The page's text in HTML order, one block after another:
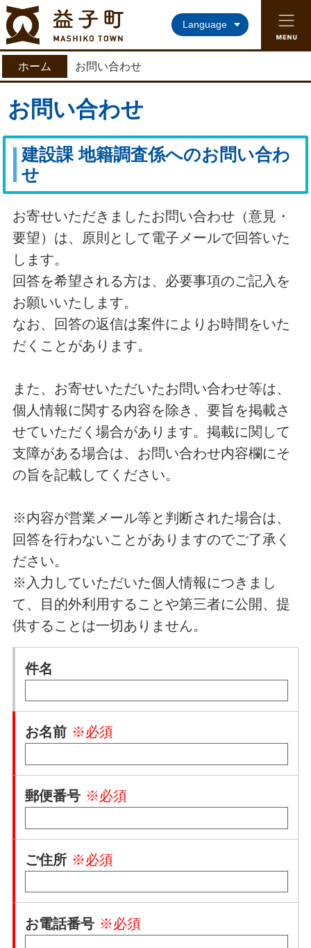
益子町ホームページ
Language
ホーム お問い合わせ
お問い合わせ
建設課 地籍調査係へのお問い合わ
せ
お寄せいただきましたお問い合わせ（意見・
要望）は、原則として電子メールで回答いた
します。
回答を希望される方は、必要事項のご記入を
お願いいたします。
なお、回答の返信は案件によりお時間をいた
だくことがあります。
また、お寄せいただいたお問い合わせ等は、
個人情報に関する内容を除き、要旨を掲載さ
せていただく場合があります。掲載に関して
支障がある場合は、お問い合わせ内容欄にそ
の旨を記載してください。
※内容が営業メール等と判断された場合は、
回答を行わないことがありますのでご了承く
ださい。
※入力していただいた個人情報につきまし
て、目的外利用することや第三者に公開、提
供することは一切ありません。
件名
お名前 ※必須
郵便番号 ※必須
ご住所 ※必須
お電話番号 ※必須